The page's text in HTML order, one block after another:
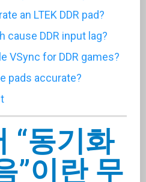
an LTEK DDR pad?
cause DDR input lag?
VSync for DDR games?
pads accurate?
“동기화
”이란 무